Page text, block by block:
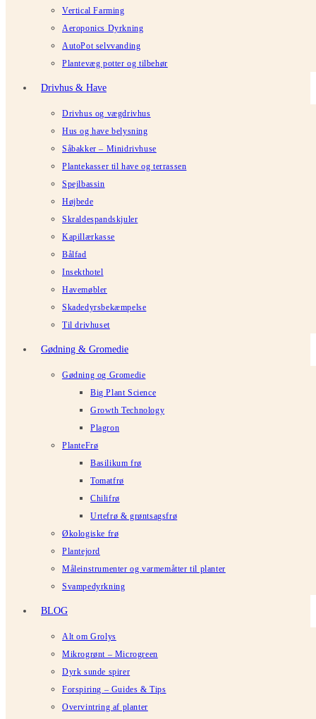
Vertical Farming
Aeroponics Dyrkning
AutoPot selvvanding
Plantevæg potter og tilbehør
Drivhus & Have
Drivhus og vægdrivhus
Hus og have belysning
Såbakker – Minidrivhuse
Plantekasser til have og terrassen
Spejlbassin
Højbede
Skraldespandskjuler
Kapillærkasse
Bålfad
Insekthotel
Havemøbler
Skadedyrsbekæmpelse
Til drivhuset
Gødning & Gromedie
Gødning og Gromedie
Big Plant Science
Growth Technology
Plagron
PlanteFrø
Basilikum frø
Tomatfrø
Chilifrø
Urtefrø & grøntsagsfrø
Økologiske frø
Plantejord
Måleinstrumenter og varmemåtter til planter
Svampedyrkning
BLOG
Alt om Grolys
Mikrogrønt – Microgreen
Dyrk sunde spirer
Forspiring – Guides & Tips
Overvintring af planter